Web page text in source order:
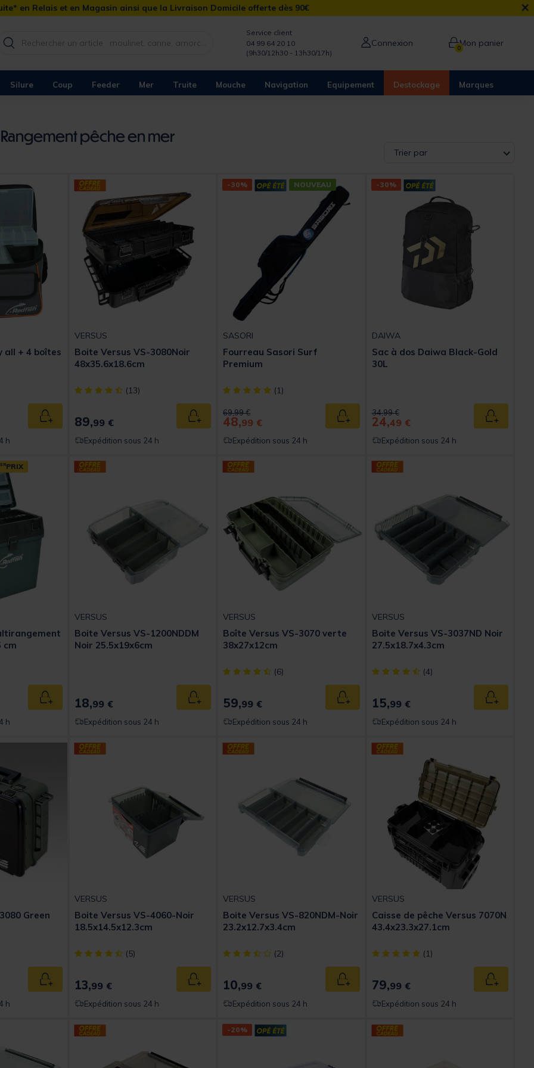
en Relais et en Magasin ainsi que la Livraison Domicile offerte dès 90€ ×
Service client
04 99 64 20 10
(9h30/12h30 - 13h30/17h)
Connexion 0Mon panier
Silure Coup Feeder Mer Truite Mouche Navigation Equipement Destockage Marques
Rangement pêche en mer
Trier par
all + 4 boîtes
5 Customer Rating
Ajouter au panier
h
VERSUS
Boite Versus VS-3080Noir
48x35.6x18.6cm
[object Object] out of 5 Customer Rating
(13)
89,99 € Ajouter au panier
Expédition sous 24 h
-30% NOUVEAU
SASORI
Fourreau Sasori Surf
Premium
[object Object] out of 5 Customer Rating
(1)
Price reduced from
69,99 €to
48,99 € Ajouter au panier
Expédition sous 24 h
-30%
DAIWA
Sac à dos Daiwa Black-Gold
30L
Price reduced from
34,99 €to
24,49 € Ajouter
Expédition sous 24 h
ERPRIX
cm
5 Customer Rating
Ajouter au panier
h
VERSUS
Boite Versus VS-1200NDDM
Noir 25.5x19x6cm
18,99 € Ajouter au panier
Expédition sous 24 h
VERSUS
Boîte Versus VS-3070 verte
38x27x12cm
[object Object] out of 5 Customer Rating
(6)
59,99 € Ajouter au panier
Expédition sous 24 h
VERSUS
Boite Versus VS-3037ND Noir
27.5x18.7x4.3cm
[object Object] out of 5 Customer Rating
(4)
15,99 € Ajouter
Expédition sous 24 h
Green
5 Customer Rating
Ajouter au panier
h
VERSUS
Boite Versus VS-4060-Noir
18.5x14.5x12.3cm
[object Object] out of 5 Customer Rating
(5)
13,99 € Ajouter au panier
Expédition sous 24 h
VERSUS
Boite Versus VS-820NDM-Noir
23.2x12.7x3.4cm
[object Object] out of 5 Customer Rating
(2)
10,99 € Ajouter au panier
Expédition sous 24 h
VERSUS
Caisse de pêche Versus 7070N
43.4x23.3x27.1cm
[object Object] out of 5 Customer Rating
(1)
79,99 € Ajouter
Expédition sous 24 h
-20%